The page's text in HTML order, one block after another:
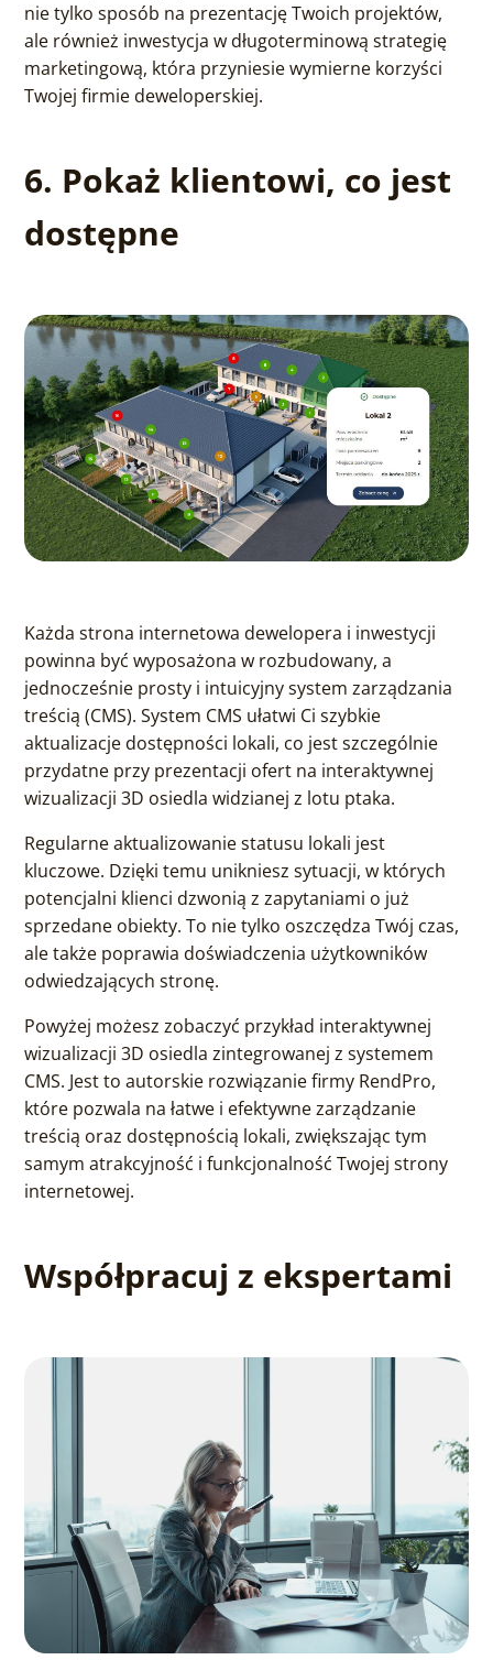
nie tylko sposób na prezentację Twoich projektów,
ale również inwestycja w długoterminową strategię
marketingową, która przyniesie wymierne korzyści
Twojej firmie deweloperskiej.
6. Pokaż klientowi, co jest
dostępne
Każda strona internetowa dewelopera i inwestycji
powinna być wyposażona w rozbudowany, a
jednocześnie prosty i intuicyjny system zarządzania
treścią (CMS). System CMS ułatwi Ci szybkie
aktualizacje dostępności lokali, co jest szczególnie
przydatne przy prezentacji ofert na interaktywnej
wizualizacji 3D osiedla widzianej z lotu ptaka.
Regularne aktualizowanie statusu lokali jest
kluczowe. Dzięki temu unikniesz sytuacji, w których
potencjalni klienci dzwonią z zapytaniami o już
sprzedane obiekty. To nie tylko oszczędza Twój czas,
ale także poprawia doświadczenia użytkowników
odwiedzających stronę.
Powyżej możesz zobaczyć przykład interaktywnej
wizualizacji 3D osiedla zintegrowanej z systemem
CMS. Jest to autorskie rozwiązanie firmy RendPro,
które pozwala na łatwe i efektywne zarządzanie
treścią oraz dostępnością lokali, zwiększając tym
samym atrakcyjność i funkcjonalność Twojej strony
internetowej.
Współpracuj z ekspertami